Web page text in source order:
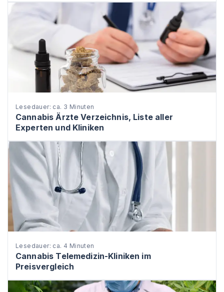
Lesedauer: ca. 3 Minuten
Cannabis Ärzte Verzeichnis, Liste aller
Experten und Kliniken
Lesedauer: ca. 4 Minuten
Cannabis Telemedizin-Kliniken im
Preisvergleich